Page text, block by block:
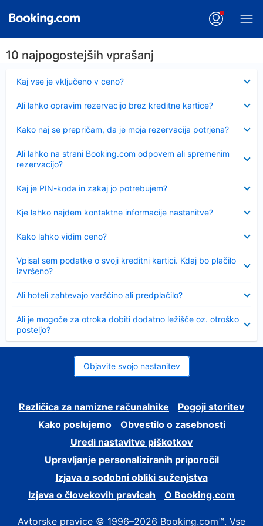
10 najpogostejših vprašanj
Kaj vse je vključeno v ceno?
Ali lahko opravim rezervacijo brez kreditne kartice?
Kako naj se prepričam, da je moja rezervacija potrjena?
Ali lahko na strani Booking.com odpovem ali spremenim
rezervacijo?
Kaj je PIN-koda in zakaj jo potrebujem?
Kje lahko najdem kontaktne informacije nastanitve?
Kako lahko vidim ceno?
Vpisal sem podatke o svoji kreditni kartici. Kdaj bo plačilo
izvršeno?
Ali hoteli zahtevajo varščino ali predplačilo?
Ali je mogoče za otroka dobiti dodatno ležišče oz. otroško
posteljo?
Objavite svojo nastanitev
Različica za namizne računalnike
Pogoji storitev
Kako poslujemo
Obvestilo o zasebnosti
Uredi nastavitve piškotkov
Upravljanje personaliziranih priporočil
Izjava o sodobni obliki suženjstva
Izjava o človekovih pravicah
O Booking.com
Avtorske pravice © 1996–2026 Booking.com™. Vse